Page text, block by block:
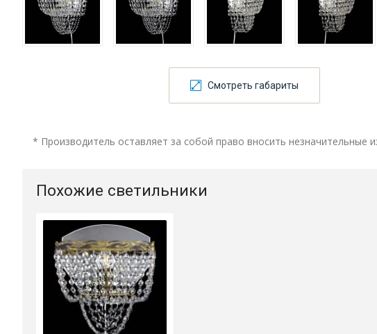
Смотреть габариты
* Производитель оставляет за собой право вносить незначительные
Похожие светильники